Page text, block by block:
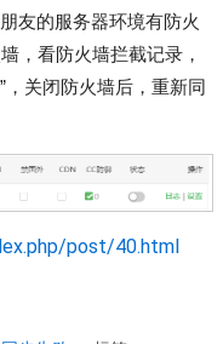
友的服务器环境有防火
，看防火墙拦截记录，
，关闭防火墙后，重新同
post/40.html